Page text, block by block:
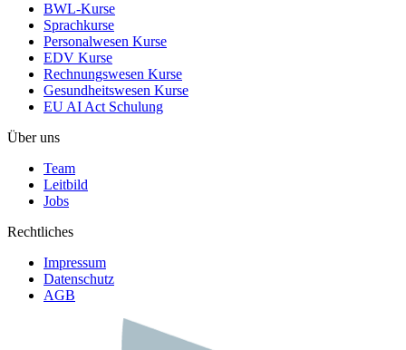
BWL-Kurse
Sprachkurse
Personalwesen Kurse
EDV Kurse
Rechnungswesen Kurse
Gesundheitswesen Kurse
EU AI Act Schulung
Über uns
Team
Leitbild
Jobs
Rechtliches
Impressum
Datenschutz
AGB